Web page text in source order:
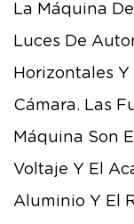
La Máquina
Luces De
Horizontales Y
Cámara. Las
Máquina Son
Voltaje Y El
Aluminio Y El